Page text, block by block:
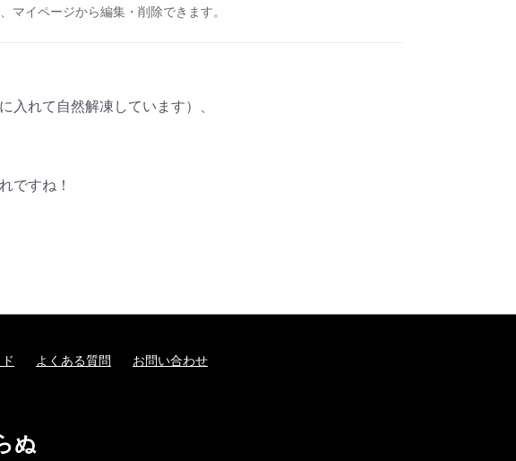
マイページから編集・削除できます。
れて自然解凍しています）、
ですね！
よくある質問 お問い合わせ
ぬ